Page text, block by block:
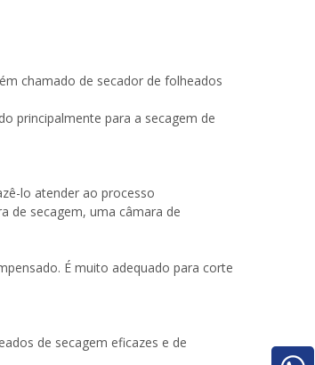
chamado de secador de folheados
principalmente para a secagem de
lo atender ao processo
de secagem, uma câmara de
É muito adequado para corte
de secagem eficazes e de